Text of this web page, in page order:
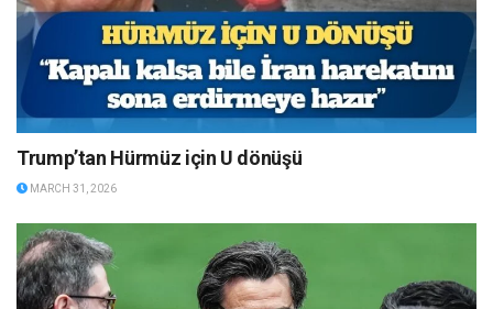
Trump’tan Hürmüz için U dönüşü
MARCH 31, 2026